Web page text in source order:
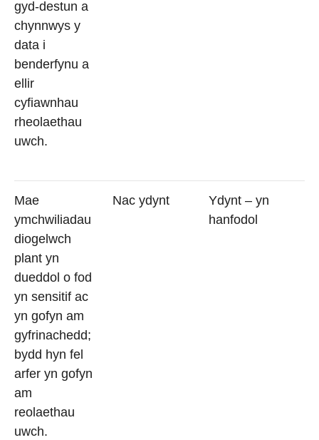
gyd-destun a
chynnwys y
data i
benderfynu a
ellir
cyfiawnhau
rheolaethau
uwch.
Mae
ymchwiliadau
diogelwch
plant yn
dueddol o fod
yn sensitif ac
yn gofyn am
gyfrinachedd;
bydd hyn fel
arfer yn gofyn
am
reolaethau
uwch.
Nac ydynt
Ydynt – yn
hanfodol